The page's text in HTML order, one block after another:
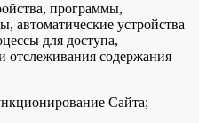
программы,
автоматические устройства
для доступа,
отслеживания содержания
Сайта;